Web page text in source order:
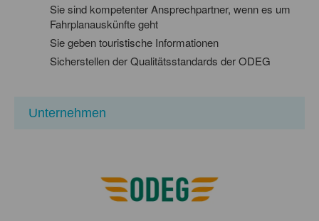
Sie sind kompetenter Ansprechpartner, wenn es um
Fahrplanauskünfte geht
Sie geben touristische Informationen
Sicherstellen der Qualitätsstandards der ODEG
Unternehmen